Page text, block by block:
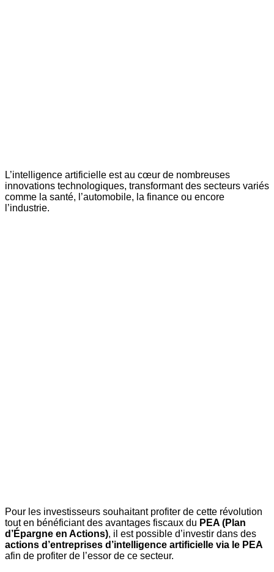
L’intelligence artificielle est au cœur de nombreuses
innovations technologiques, transformant des secteurs variés
comme la santé, l’automobile, la finance ou encore
l’industrie.
Pour les investisseurs souhaitant profiter de cette révolution
tout en bénéficiant des avantages fiscaux du PEA (Plan
d’Épargne en Actions), il est possible d’investir dans des
actions d’entreprises d’intelligence artificielle via le PEA
afin de profiter de l’essor de ce secteur.